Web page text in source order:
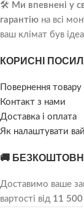
🛠️ Ми впевнені у
гарантію на всі
ваш клімат був
КОРИСНІ
Повернення товару
Контакт з нами
Доставка і оплата
Як налаштувати
🚚
Доставимо ваше
вартості від 11 500